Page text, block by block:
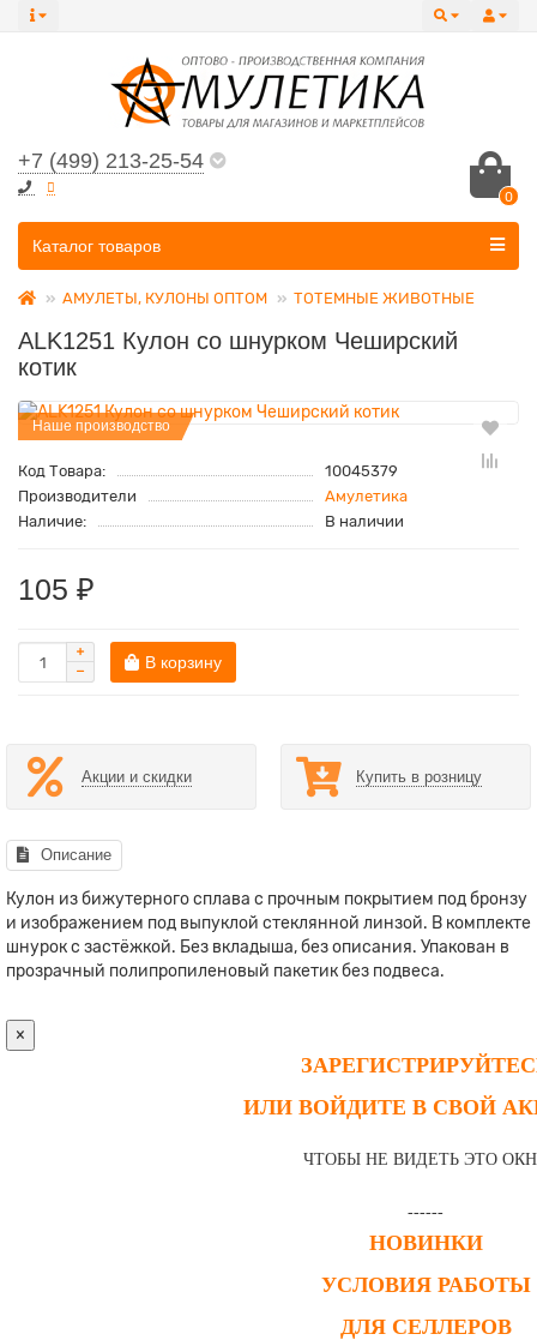
+7 (499) 213-25-54
0
Все категории
Каталог товаров
АМУЛЕТЫ, КУЛОНЫ ОПТОМ ТОТЕМНЫЕ ЖИВОТНЫЕ
ALK1251 Кулон со шнурком Чеширский
котик
Наше производство
Код Товара:
10045379
Производители
Амулетика
Наличие:
В наличии
105 ₽
В корзину
Акции и скидки Купить в розницу
Описание
Кулон из бижутерного сплава с прочным покрытием под бронзу
и изображением под выпуклой стеклянной линзой. В комплекте
шнурок с застёжкой. Без вкладыша, без описания. Упакован в
прозрачный полипропиленовый пакетик без подвеса.
×
ИЛИ ВОЙДИТЕ В СВОЙ
ЧТОБЫ НЕ ВИДЕТЬ ЭТО
------
НОВИНКИ
УСЛОВИЯ РАБОТЫ
ДЛЯ СЕЛЛЕРОВ